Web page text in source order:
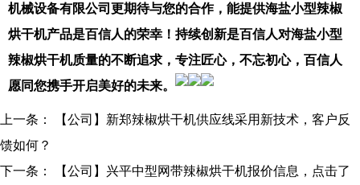
机械设备有限公司更期待与您的合作，能提供海盐小型辣椒
烘干机产品是百信人的荣幸！持续创新是百信人对海盐小型
辣椒烘干机质量的不断追求，专注匠心，不忘初心，百信人
愿同您携手开启美好的未来。
上一条：
【公司】新郑辣椒烘干机供应线采用新技术，客户反
馈如何？
下一条：
【公司】兴平中型网带辣椒烘干机报价信息，点击了